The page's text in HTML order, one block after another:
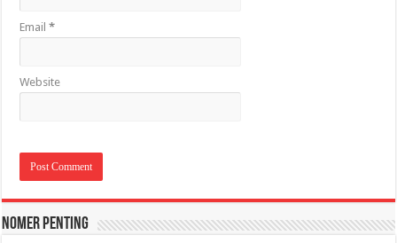
Email*
Website
Nomer Penting